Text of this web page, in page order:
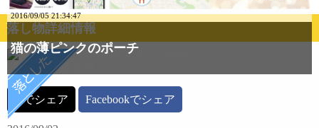
落し物詳細情報
2016/09/05 21:34:47
詳細な画像を見る
猫の薄ピンクのポーチ
Xでシェア Facebookでシェア